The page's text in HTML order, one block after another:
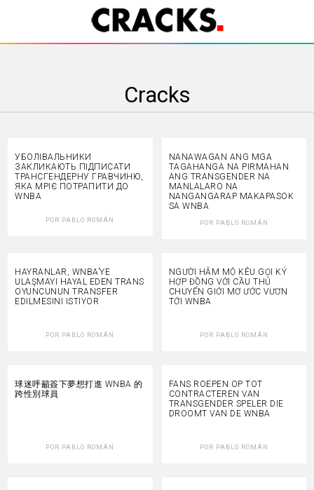
Cracks
УБОЛІВАЛЬНИКИ
ЗАКЛИКАЮТЬ ПІДПИСАТИ
ТРАНСГЕНДЕРНУ ГРАВЧИНЮ,
ЯКА МРІЄ ПОТРАПИТИ ДО
WNBA
POR PABLO ROMÁN
NANAWAGAN ANG MGA
TAGAHANGA NA PIRMAHAN
ANG TRANSGENDER NA
MANLALARO NA
NANGANGARAP MAKAPASOK
SA WNBA
POR PABLO ROMÁN
HAYRANLAR, WNBA’YE
ULAŞMAYI HAYAL EDEN TRANS
OYUNCUNUN TRANSFER
EDILMESINI ISTIYOR
POR PABLO ROMÁN
NGƯỜI HÂM MỘ KÊU GỌI KÝ
HỢP ĐỒNG VỚI CẦU THỦ
CHUYỂN GIỚI MƠ ƯỚC VƯƠN
TỚI WNBA
POR PABLO ROMÁN
球迷呼籲簽下夢想打進 WNBA 的
跨性別球員
POR PABLO ROMÁN
FANS ROEPEN OP TOT
CONTRACTEREN VAN
TRANSGENDER SPELER DIE
DROOMT VAN DE WNBA
POR PABLO ROMÁN